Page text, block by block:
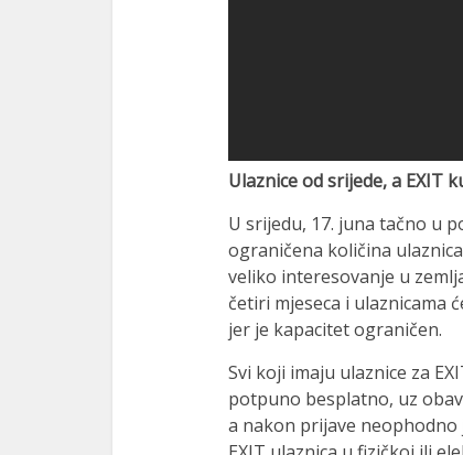
Ulaznice od srijede, a EXIT
U srijedu, 17. juna tačno u
ograničena količina
veliko interesovanje u
četiri mjeseca i ulaznicama
jer je kapacitet ograničen.
Svi koji imaju ulaznice za
potpuno besplatno, uz
a nakon prijave neophodno